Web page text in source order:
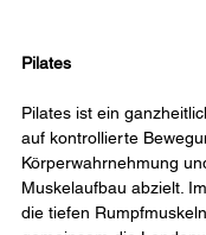
Pilates
Pilates ist ein
auf kontrollierte
Körperwahrnehmung
Muskelaufbau abzielt.
die tiefen